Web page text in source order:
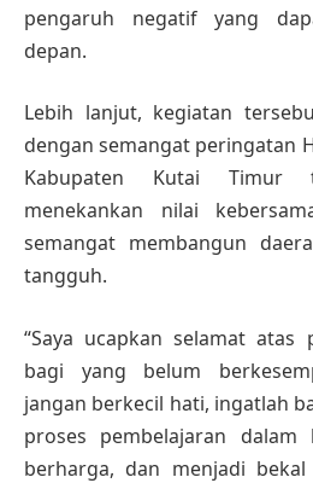
pengaruh negatif yang
depan.
Lebih lanjut, kegiatan
dengan semangat peringatan
Kabupaten Kutai Timur
menekankan nilai
semangat membangun
tangguh.
“Saya ucapkan selamat
bagi yang belum
jangan berkecil hati, ingatlah
proses pembelajaran
berharga, dan menjadi